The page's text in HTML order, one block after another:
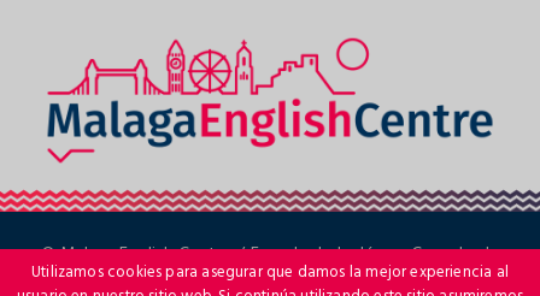
© Malaga English Centre / Escuela de Inglés en Cerrado de
Calderón, Málaga
Utilizamos cookies para asegurar que damos la mejor experiencia al